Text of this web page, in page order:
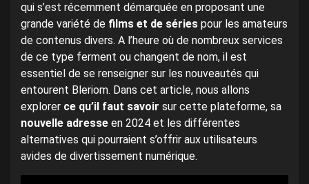
qui s’est récemment démarquée en proposant une
grande variété de films et de séries pour les amateurs
de contenus divers. A l’heure où de nombreux services
de ce type ferment ou changent de nom, il est
essentiel de se renseigner sur les nouveautés qui
entourent Bleriom. Dans cet article, nous allons
explorer ce qu’il faut savoir sur cette plateforme, sa
nouvelle adresse en 2024 et les différentes
alternatives qui pourraient s’offrir aux utilisateurs
avides de divertissement numérique.